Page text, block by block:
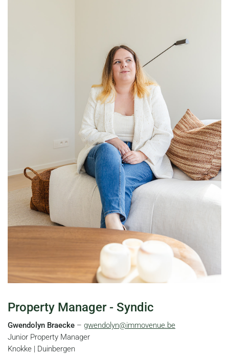
Property Manager - Syndic
Gwendolyn Braecke – gwendolyn@immovenue.be
Junior Property Manager
Knokke | Duinbergen